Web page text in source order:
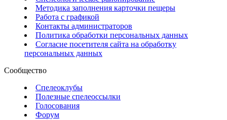
Методика заполнения карточки пещеры
Работа с графикой
Контакты администраторов
Политика обработки персональных данных
Согласие посетителя сайта на обработку
персональных данных
Сообщество
Спелеоклубы
Полезные спелеоссылки
Голосования
Форум